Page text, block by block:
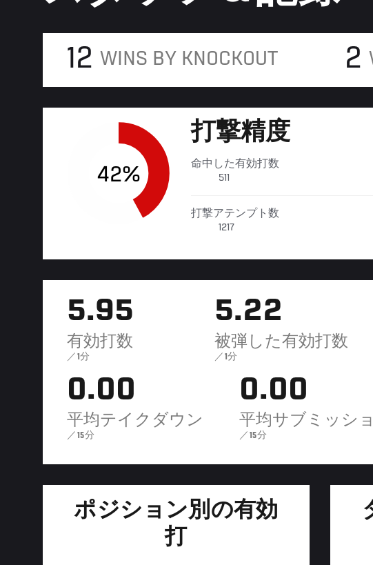
12 WINS BY KNOCKOUT 2
42%
打撃精度
命中した有効打数
511
打撃アテンプト数
1217
5.95
有効打数
／1分
5.22
被弾した有効打数
／1分
0.00
平均テイクダウン
／15分
0.00
平均サブミッシ
／15分
ポジション別の有効
打